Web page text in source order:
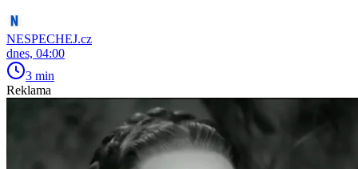
NESPECHEJ.cz
dnes, 04:00
3 min
Reklama